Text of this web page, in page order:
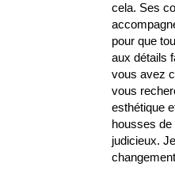
cela. Ses
pour que
aux détails
vous avez
vous
esthétique
housses
judicieux.